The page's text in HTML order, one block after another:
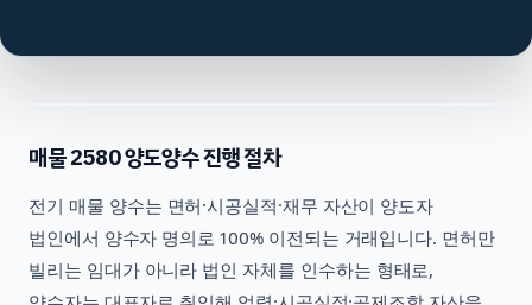
매물2580양도양수 진행 절차
전기 매물 양수는 면허·시공실적·재무 자산이 양도자
법인에서 양수자 명의로 100% 이전되는 거래입니다. 면허만
빌리는 임대가 아니라 법인 자체를 인수하는 형태로,